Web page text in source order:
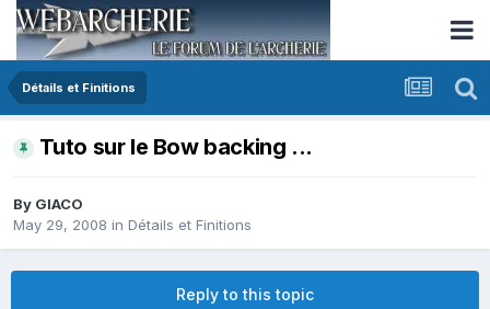
Détails et Finitions
Tuto sur le Bow backing ...
By GIACO
May 29, 2008 in Détails et Finitions
Reply to this topic